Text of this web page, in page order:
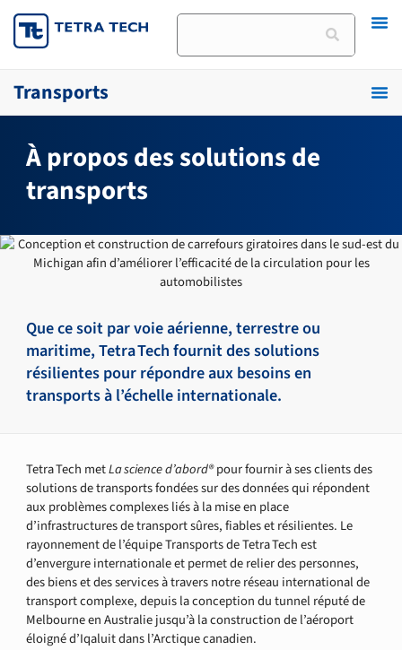
Skip
to
Rechercher
Transports
À propos des solutions de
transports
Que ce soit par voie aérienne, terrestre ou
maritime, Tetra Tech fournit des solutions
résilientes pour répondre aux besoins en
transports à l’échelle internationale.
Tetra Tech metLa science d’abord®pour fournir à ses clients des
solutions de transports fondées sur des données qui répondent
aux problèmes complexes liés à la mise en place
d’infrastructures de transport sûres, fiables et résilientes. Le
rayonnement de l’équipe Transports de Tetra Tech est
d’envergure internationale et permet de relier des personnes,
des biens et des services à travers notre réseau international de
transport complexe, depuis la conception du tunnel réputé de
Melbourne en Australie jusqu’à la construction de l’aéroport
éloigné d’Iqaluit dans l’Arctique canadien.